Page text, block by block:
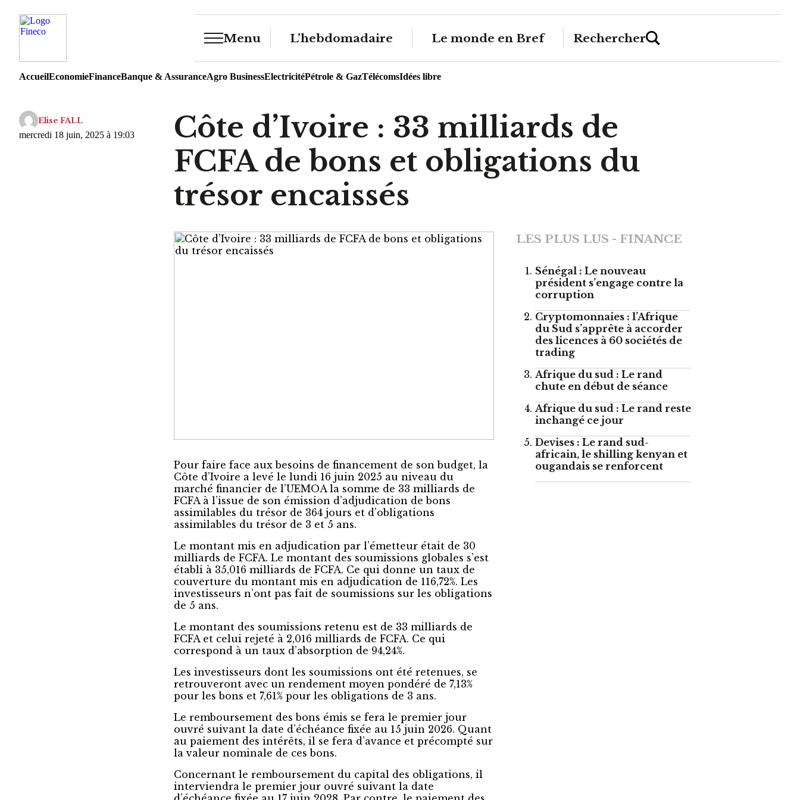
Menu L’hebdomadaire Le monde en Bref Rechercher
AccueilEconomieFinanceBanque & AssuranceAgro BusinessElectricitéPétrole & GazTélécomsIdées libre
Elise FALL
mercredi 18 juin, 2025 à 19:03
Côte d’Ivoire : 33 milliards de
FCFA de bons et obligations du
trésor encaissés
Pour faire face aux besoins de financement de son budget, la
Côte d’Ivoire a levé le lundi 16 juin 2025 au niveau du
marché financier de l’UEMOA la somme de 33 milliards de
FCFA à l’issue de son émission d’adjudication de bons
assimilables du trésor de 364 jours et d’obligations
assimilables du trésor de 3 et 5 ans.
Le montant mis en adjudication par l’émetteur était de 30
milliards de FCFA. Le montant des soumissions globales s’est
établi à 35,016 milliards de FCFA. Ce qui donne un taux de
couverture du montant mis en adjudication de 116,72%. Les
investisseurs n’ont pas fait de soumissions sur les obligations
de 5 ans.
Le montant des soumissions retenu est de 33 milliards de
FCFA et celui rejeté à 2,016 milliards de FCFA. Ce qui
correspond à un taux d’absorption de 94,24%.
Les investisseurs dont les soumissions ont été retenues, se
retrouveront avec un rendement moyen pondéré de 7,13%
pour les bons et 7,61% pour les obligations de 3 ans.
Le remboursement des bons émis se fera le premier jour
ouvré suivant la date d’échéance fixée au 15 juin 2026. Quant
au paiement des intérêts, il se fera d’avance et précompté sur
la valeur nominale de ces bons.
Concernant le remboursement du capital des obligations, il
interviendra le premier jour ouvré suivant la date
LES PLUS LUS - FINANCE
Sénégal : Le nouveau
président s’engage contre la
corruption
Cryptomonnaies : l’Afrique
du Sud s’apprête à accorder
des licences à 60 sociétés de
trading
Afrique du sud : Le rand
chute en début de séance
Afrique du sud : Le rand reste
inchangé ce jour
Devises : Le rand sud-
africain, le shilling kenyan et
ougandais se renforcent